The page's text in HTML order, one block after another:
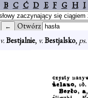
B C Ć D E F G H I
Otwórz
v.Bestjalnie, v.Bestjalsko, ps.